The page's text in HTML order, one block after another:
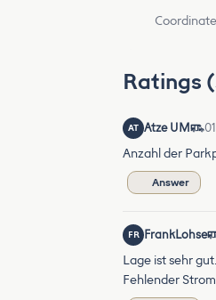
Ratings
AT Atze UM
Anzahl der
Answer
FR FrankLohse
Lage ist sehr
Fehlender